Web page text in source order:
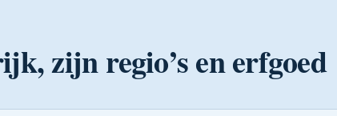
zijn regio’s en erfgoed